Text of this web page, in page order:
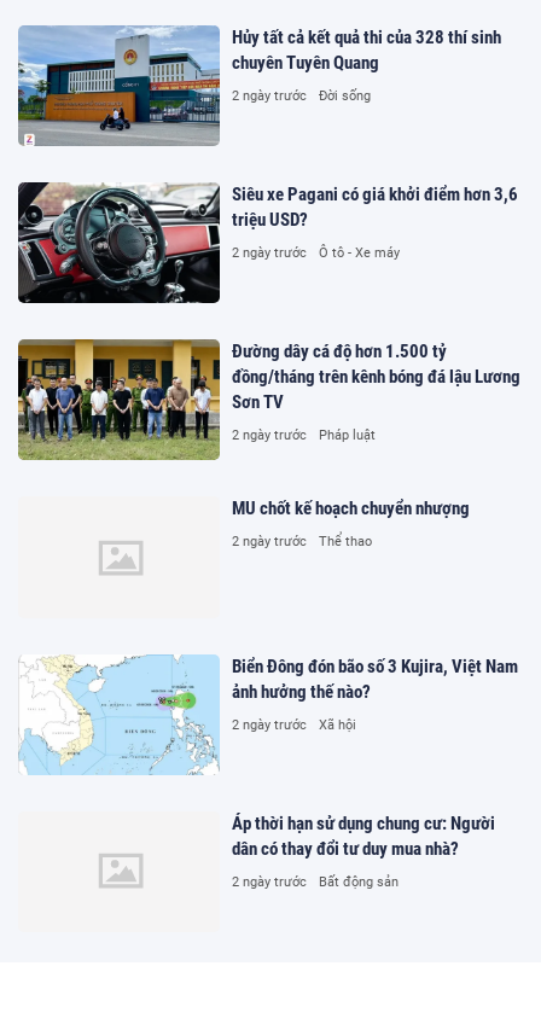
Hủy tất cả kết quả thi của 328 thí sinh
chuyên Tuyên Quang
2 ngày trước Đời sống
Siêu xe Pagani có giá khởi điểm hơn 3,6
triệu USD?
2 ngày trước Ô tô - Xe máy
Đường dây cá độ hơn 1.500 tỷ
đồng/tháng trên kênh bóng đá lậu Lương
Sơn TV
2 ngày trước Pháp luật
MU chốt kế hoạch chuyển nhượng
2 ngày trước Thể thao
Biển Đông đón bão số 3 Kujira, Việt Nam
ảnh hưởng thế nào?
2 ngày trước Xã hội
Áp thời hạn sử dụng chung cư: Người
dân có thay đổi tư duy mua nhà?
2 ngày trước Bất động sản